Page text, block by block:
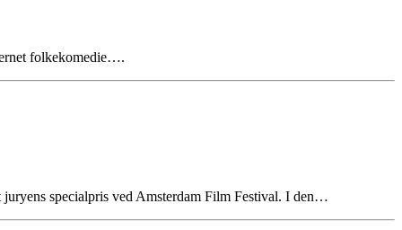
folkekomedie….
specialpris ved Amsterdam Film Festival. I den…